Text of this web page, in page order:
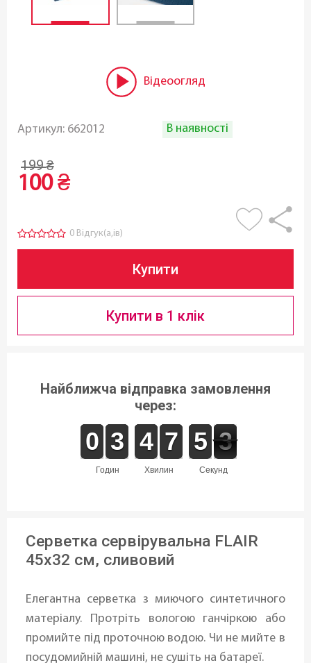
Відеоогляд
Артикул: 662012 В наявності
199 ₴
100 ₴
0 Відгук(а,ів)
Купити
Купити в 1 клік
Найближча відправка замовлення
через:
годин
9
9
0
0 2
2
3
3
хвилин
3
3
4
4 6
6
7
7
секунд
4
4
5
5 3
2
2
Серветка сервірувальна FLAIR
45x32 см, сливовий
Елегантна серветка з миючого синтетичного
матеріалу. Протріть вологою ганчіркою або
промийте під проточною водою. Чи не мийте в
посудомийній машині, не сушіть на батареї.